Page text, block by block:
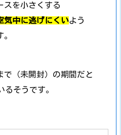
スを小さくする
気中に逃げにくいよう
で（未開封）の期間だと
るそうです。